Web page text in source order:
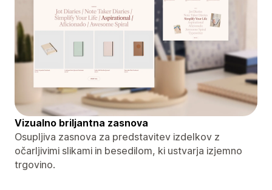
Vizualno briljantna zasnova
Osupljiva zasnova za predstavitev izdelkov z
očarljivimi slikami in besedilom, ki ustvarja izjemno
trgovino.